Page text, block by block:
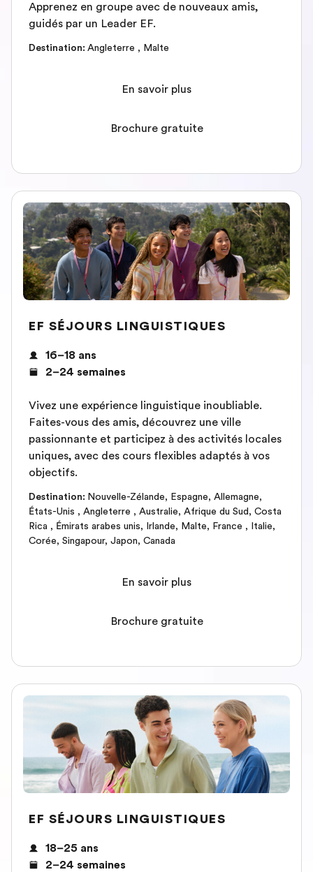
Apprenez en groupe avec de nouveaux amis,
guidés par un Leader EF.
Destination: Angleterre , Malte
En savoir plus
Brochure gratuite
EF SÉJOURS LINGUISTIQUES
16–18 ans
2–24 semaines
Vivez une expérience linguistique inoubliable.
Faites-vous des amis, découvrez une ville
passionnante et participez à des activités locales
uniques, avec des cours flexibles adaptés à vos
objectifs.
Destination: Nouvelle-Zélande, Espagne, Allemagne,
États-Unis , Angleterre , Australie, Afrique du Sud, Costa
Rica , Émirats arabes unis, Irlande, Malte, France , Italie,
Corée, Singapour, Japon, Canada
En savoir plus
Brochure gratuite
EF SÉJOURS LINGUISTIQUES
18–25 ans
2–24 semaines